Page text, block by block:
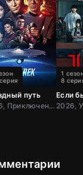
путь
1966, Приключения, Фантастика, Боевик, США
Если
1 сезон
8